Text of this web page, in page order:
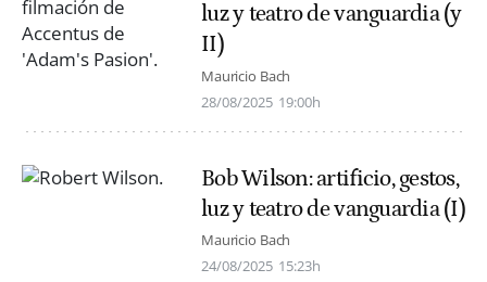
luz y teatro de vanguardia (y
II)
Mauricio Bach
28/08/2025 19:00h
Bob Wilson: artificio, gestos,
luz y teatro de vanguardia (I)
Mauricio Bach
24/08/2025 15:23h